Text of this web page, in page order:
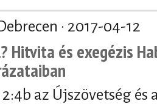
· 2017-04-12
Hitvita és exegézis
az Újszövetség és